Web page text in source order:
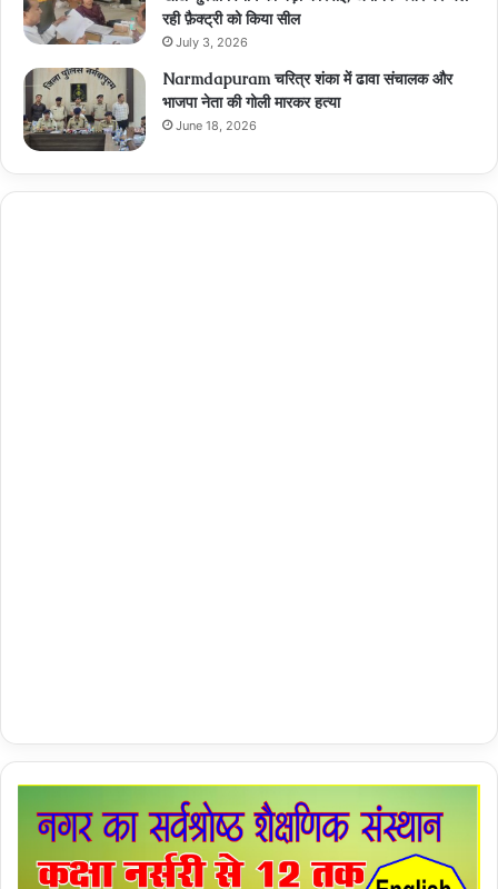
रही फ़ैक्ट्री को किया सील
July 3, 2026
Narmdapuram चरित्र शंका में ढावा संचालक और
भाजपा नेता की गोली मारकर हत्या
June 18, 2026